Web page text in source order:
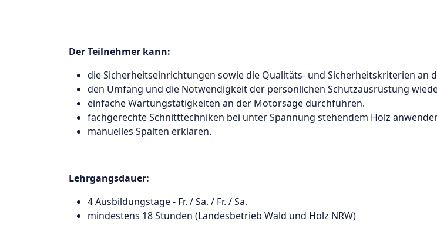
Der Teilnehmer kann:
die Sicherheitseinrichtungen sowie die Qualitäts- und Sicherheitskriterien an
den Umfang und die Notwendigkeit der persönlichen Schutzausrüstung
einfache Wartungstätigkeiten an der Motorsäge durchführen.
fachgerechte Schnitttechniken bei unter Spannung stehendem Holz
manuelles Spalten erklären.
Lehrgangsdauer:
4 Ausbildungstage - Fr. / Sa. / Fr. / Sa.
mindestens 18 Stunden (Landesbetrieb Wald und Holz NRW)